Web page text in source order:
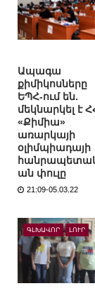
Ապագա
քիմիկոսները
ԵՊՀ-ում են.
մեկնարկել է
«Քիմիա»
առարկայի
օլիմպիադայի
ան փուլը
21:09-05.03.22
ԳԼԽԱՎՈՐ ԼՈՒՐ